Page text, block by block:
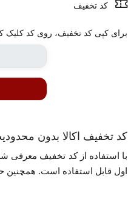
کد تخفیف
برای کپی کد تخفیف، روی کد کلیک
کد تخفیف اکالا بدون
با استفاده از کد تخفیف معرفی
اول قابل استفاده است. همچنین حداقل رقم خرید برای اعمال این کد 100 هزار